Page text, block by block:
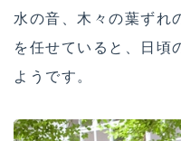
水の音、木々の葉ずれ
を任せていると、日頃
ようです。